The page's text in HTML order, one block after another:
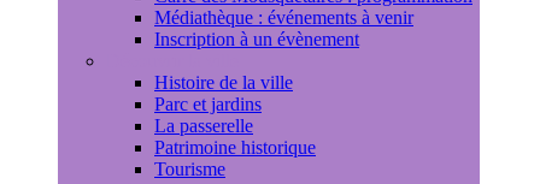
Médiathèque : événements à venir
Inscription à un évènement
Histoire de la ville
Parc et jardins
La passerelle
Patrimoine historique
Tourisme